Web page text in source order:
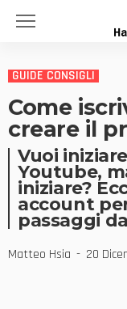
GUIDE CONSIGLI
Come
creare il
Vuoi
Youtube,
iniziare?
account
passaggi
Matteo Hsia 20